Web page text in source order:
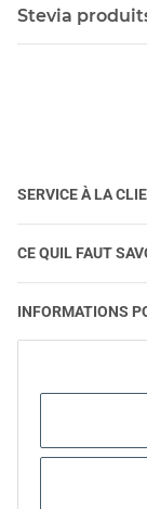
Stevia
SERVICE À LA
CE QUIL FAUT
INFORMATIONS
STEVIA |
INFORMATIONS